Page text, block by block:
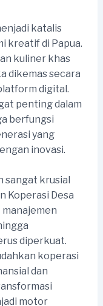
katalis
kreatif di Papua.
kuliner khas
dikemas secara
digital.
penting dalam
berfungsi
yang
inovasi.
sangat krusial
Koperasi Desa
manajemen
diperkuat.
koperasi
dan
motor